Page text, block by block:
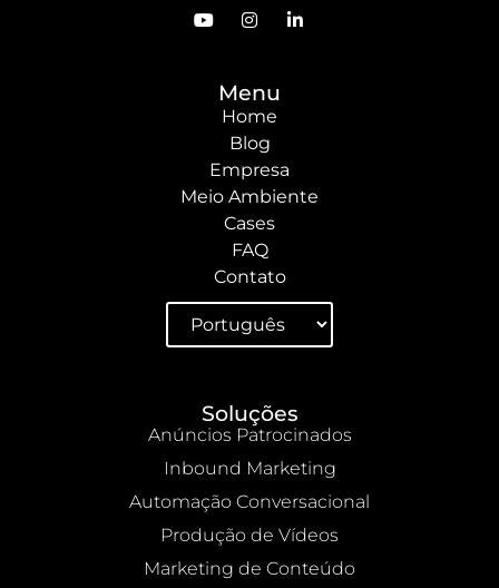
Menu
Home
Blog
Empresa
Meio Ambiente
Cases
FAQ
Contato
Soluções
Anúncios Patrocinados
Inbound Marketing
Automação Conversacional
Produção de Vídeos
Marketing de Conteúdo